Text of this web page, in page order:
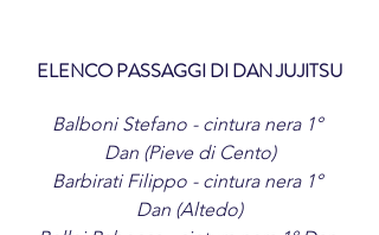
ELENCO PASSAGGI DI DAN JUJITSU
Balboni Stefano - cintura nera 1°
Dan (Pieve di Cento)
Barbirati Filippo - cintura nera 1°
Dan (Altedo)